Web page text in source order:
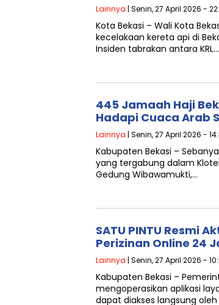
Lainnya | Senin, 27 April 2026 -
Kota Bekasi – Wali Kota
kecelakaan kereta api di
Insiden tabrakan antara KRL…
445 Jamaah Haji
Hadapi Cuaca Arab
Lainnya | Senin, 27 April 2026 -
Kabupaten Bekasi –
yang tergabung dalam
Gedung Wibawamukti,…
SATU PINTU Resmi
Perizinan Online 24
Lainnya | Senin, 27 April 2026 -
Kabupaten Bekasi –
mengoperasikan aplikasi
dapat diakses langsung